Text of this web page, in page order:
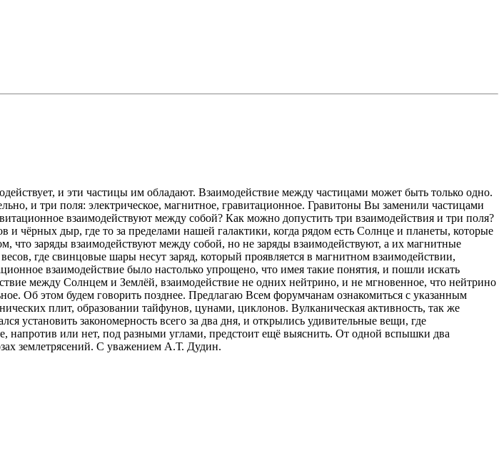
и эти частицы им обладают. Взаимодействие между частицами может быть только одно.
и три поля: электрическое, магнитное, гравитационное. Гравитоны Вы заменили частицами
взаимодействуют между собой? Как можно допустить три взаимодействия и три поля?
чёрных дыр, где то за пределами нашей галактики, когда рядом есть Солнце и планеты, которые
заряды взаимодействуют между собой, но не заряды взаимодействуют, а их магнитные
где свинцовые шары несут заряд, который проявляется в магнитном взаимодействии,
взаимодействие было настолько упрощено, что имея такие понятия, и пошли искать
между Солнцем и Землёй, взаимодействие не одних нейтрино, и не мгновенное, что нейтрино
Об этом будем говорить позднее. Предлагаю Всем форумчанам ознакомиться с указанным
плит, образовании тайфунов, цунами, циклонов. Вулканическая активность, так же
установить закономерность всего за два дня, и открылись удивительные вещи, где
напротив или нет, под разными углами, предстоит ещё выяснить. От одной вспышки два
землетрясений. С уважением А.Т. Дудин.